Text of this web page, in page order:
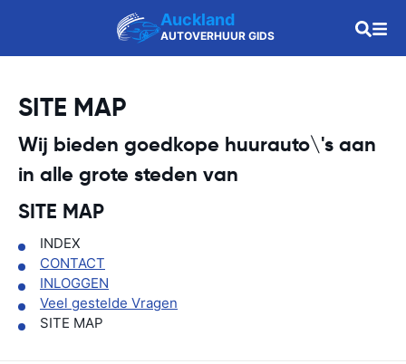
Auckland
AUTOVERHUUR GIDS
SITE MAP
Wij bieden goedkope huurauto\'s aan
in alle grote steden van
SITE MAP
INDEX
CONTACT
INLOGGEN
Veel gestelde Vragen
SITE MAP